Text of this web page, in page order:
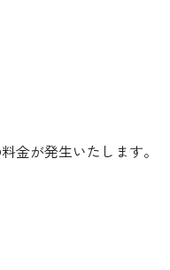
金が発生いたします。